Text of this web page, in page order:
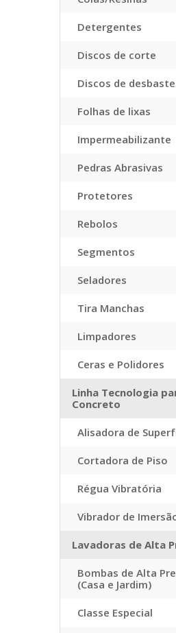
Detergentes
Discos de corte
Discos de
Folhas de lixas
Impermeabilizante
Pedras Abrasivas
Protetores
Rebolos
Segmentos
Seladores
Tira Manchas
Limpadores
Ceras e Polidores
Linha Tecnologia
Concreto
Alisadora de
Cortadora de Piso
Régua Vibratória
Vibrador de
Lavadoras de Alta
Bombas de Alta
(Casa e Jardim)
Classe Especial